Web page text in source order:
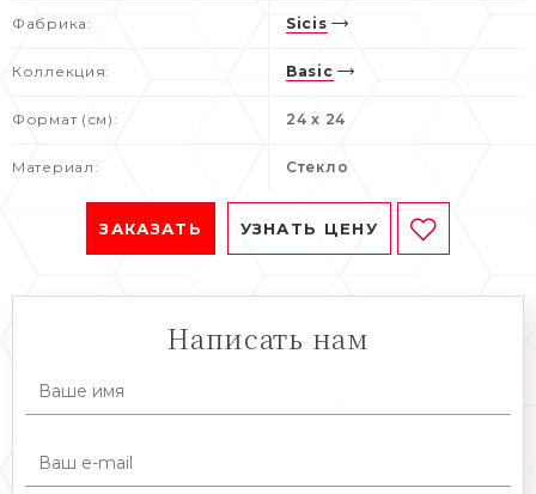
Фабрика: Sicis
Коллекция: Basic
Формат (см): 24 x 24
Материал: Стекло
ЗАКАЗАТЬ УЗНАТЬ ЦЕНУ
Написать нам